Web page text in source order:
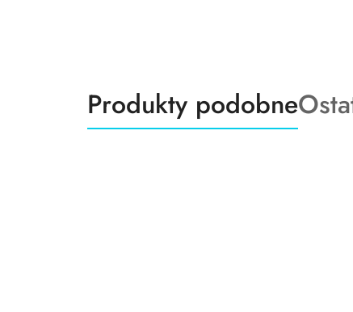
Produkty
o
Produkty podobne
o